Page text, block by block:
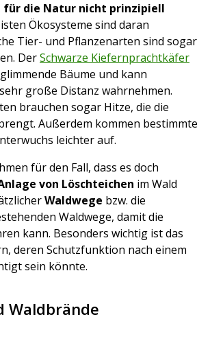
für die Natur nicht prinzipiell
Ökosysteme sind daran
Tier- und Pflanzenarten sind sogar
DerSchwarze Kiefernprachtkäfer
Bäume und kann
große Distanz wahrnehmen.
brauchen sogar Hitze, die die
Außerdem kommen bestimmte
leichter auf.
für den Fall, dass es doch
von Löschteichen im Wald
Waldwege bzw. die
Waldwege, damit die
kann. Besonders wichtig ist das
deren Schutzfunktion nach einem
sein könnte.
Waldbrände